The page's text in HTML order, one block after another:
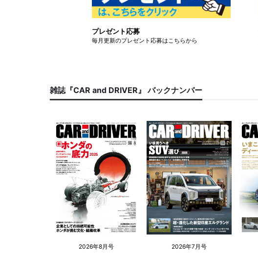
プレゼント応募
毎月更新のプレゼント応募はこちらから
雑誌『CAR and DRIVER』 バックナンバー
2026年8月号 2026年7月号